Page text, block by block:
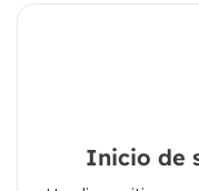
Inicio de